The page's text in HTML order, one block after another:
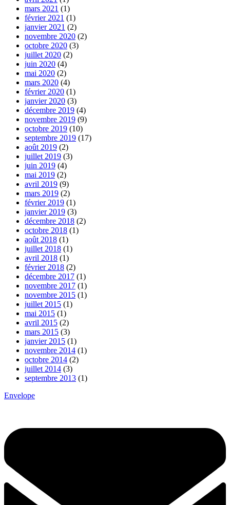
mars 2021 (1)
février 2021 (1)
janvier 2021 (2)
novembre 2020 (2)
octobre 2020 (3)
juillet 2020 (2)
juin 2020 (4)
mai 2020 (2)
mars 2020 (4)
février 2020 (1)
janvier 2020 (3)
décembre 2019 (4)
novembre 2019 (9)
octobre 2019 (10)
septembre 2019 (17)
août 2019 (2)
juillet 2019 (3)
juin 2019 (4)
mai 2019 (2)
avril 2019 (9)
mars 2019 (2)
février 2019 (1)
janvier 2019 (3)
décembre 2018 (2)
octobre 2018 (1)
août 2018 (1)
juillet 2018 (1)
avril 2018 (1)
février 2018 (2)
décembre 2017 (1)
novembre 2017 (1)
novembre 2015 (1)
juillet 2015 (1)
mai 2015 (1)
avril 2015 (2)
mars 2015 (3)
janvier 2015 (1)
novembre 2014 (1)
octobre 2014 (2)
juillet 2014 (3)
septembre 2013 (1)
Envelope